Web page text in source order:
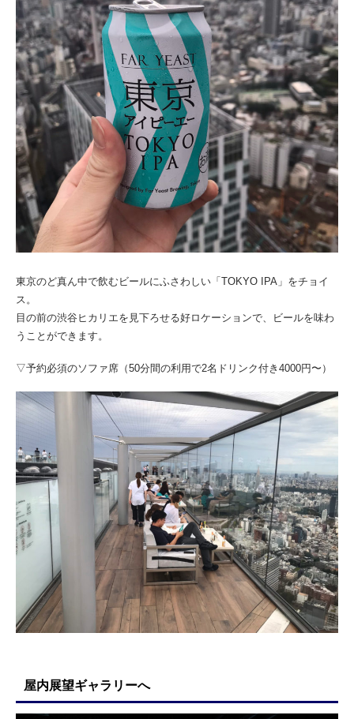
東京のど真ん中で飲むビールにふさわしい「TOKYO IPA」をチョイ
ス。
目の前の渋谷ヒカリエを見下ろせる好ロケーションで、ビールを味わ
うことができます。
▽予約必須のソファ席（50分間の利用で2名ドリンク付き4000円〜）
屋内展望ギャラリーへ